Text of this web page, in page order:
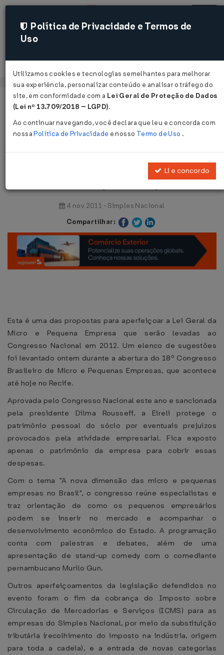
Acessar
Página Inicial
Notícias
Congresso vê avanços na Lei da
Micro e Pequena Empresa
4 nov 2011 - Simples Nacional
Compartilhar:
Esta é uma das propostas para aperfeiçoar a Lei Geral da
Micro e Pequena Empresa que serão levadas ao
Congresso Nacional em 2012. Um elenco de sugestões
foi levantado ontem durante a abertura do 18º Congresso
Brasileiro de Micro e Pequenas Empresas, que acontece
até hoje no Recife.
Aprovada pelo Congresso Nacional este ano e sancionada
pela presidente Dilma Rousseff, a Eireli protege o
patrimônio pessoal do sócio por eventuais prejuízos
provocados pela atividade empresarial. Fica exposto
apenas o patrimônio da empresa para cobrir essas
despesas.
Com o tema "A nova dimensão das micro e pequenas
empresas no Brasil", o congresso reúne especialistas e
traz orientação de como os pequenos empresários
podem se inserir no mercado e acompanhar o
desenvolvimento econômico do Estado. A programação
conta com palestras e debates, além de uma
apresentação de stand-up comedy com o comediante
pernambucano Murilo Gun.
Outros aperfeiçoamentos da legislação defendidos no
evento foram o fim da cobrança do Imposto sobre
Circulação de Mercadorias e Serviços (ICMS) para as
empresas do Simples Nacional, por meio da substituição
tributária (recolhimento do imposto na indústria, origem
para toda a cadeia), e a entrada de novas categorias
Política de Privacidade e Termos de
Uso
Utilizamos cookies e tecnologias semelhantes para melhorar
sua experiência, personalizar conteúdo e analisar o tráfego do
site, em conformidade com a Lei Geral de Proteção de Dados
(Lei nº 13.709/2018 – LGPD).
Ao continuar navegando, você declara que leu e concorda com
nossaPolítica de Privacidade e nosso Termo de Uso .
Li e concordo